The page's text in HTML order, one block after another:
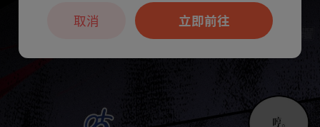
立即前往
取消